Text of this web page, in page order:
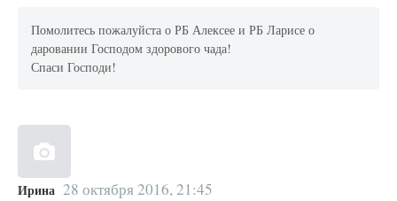
Помолитесь пожалуйста о РБ Алексее и РБ Ларисе о
даровании Господом здорового чада!
Спаси Господи!
Ирина 28 октября 2016, 21:45